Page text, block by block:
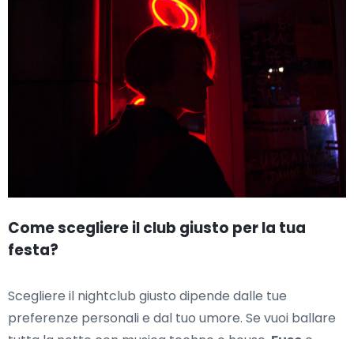
Come scegliere il club giusto per la tua
festa?
Scegliere il nightclub giusto dipende dalle tue
preferenze personali e dal tuo umore. Se vuoi ballare